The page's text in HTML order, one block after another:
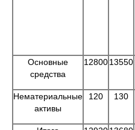
Основные
средства
1280013550
Нематериальные
активы
120 130